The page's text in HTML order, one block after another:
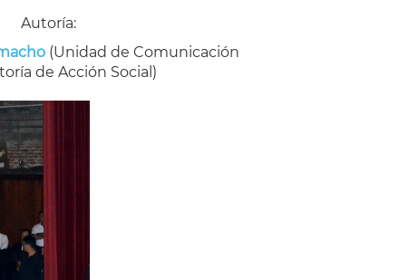
Autoría:
(Unidad de Comunicación
de Acción Social)